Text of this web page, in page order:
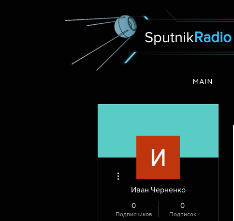
MAIN
SputnikRadio
Иван Черненко
0
Подписчиков
0
Подписок